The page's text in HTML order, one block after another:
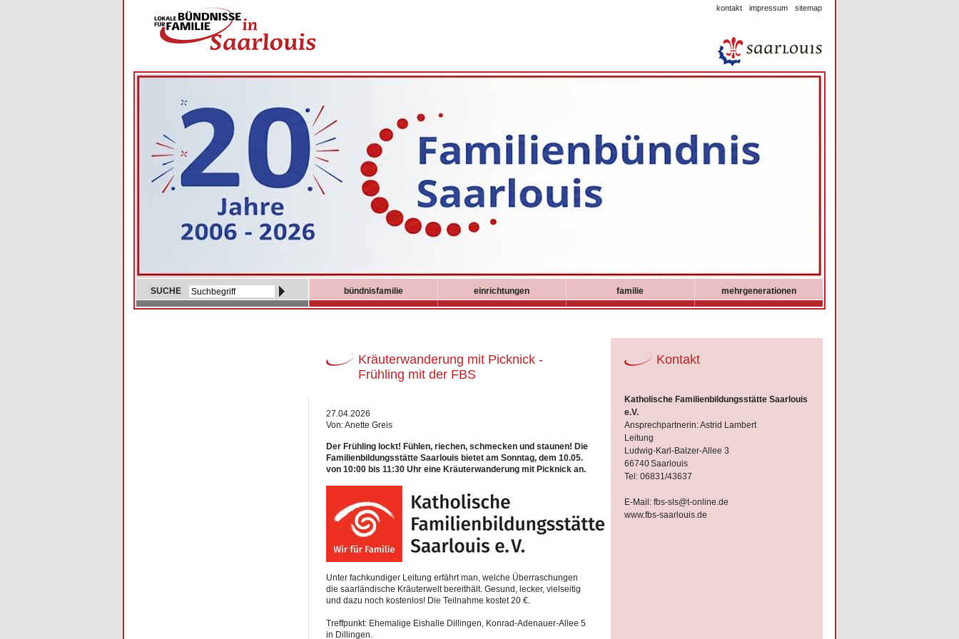
kontakt impressum sitemap
SUCHE bündnisfamilie einrichtungen familie mehrgenerationen
Kräuterwanderung mit Picknick -
Frühling mit der FBS
27.04.2026
Von: Anette Greis
Der Frühling lockt! Fühlen, riechen, schmecken und staunen! Die
Familienbildungsstätte Saarlouis bietet am Sonntag, dem 10.05.
von 10:00 bis 11:30 Uhr eine Kräuterwanderung mit Picknick an.
Unter fachkundiger Leitung erfährt man, welche Überraschungen
die saarländische Kräuterwelt bereithält. Gesund, lecker, vielseitig
und dazu noch kostenlos! Die Teilnahme kostet 20 €.
Treffpunkt: Ehemalige Eishalle Dillingen, Konrad-Adenauer-Allee 5
in Dillingen.
Kontakt
Katholische Familienbildungsstätte Saarlouis
e.V.
Ansprechpartnerin: Astrid Lambert
Leitung
Ludwig-Karl-Balzer-Allee 3
66740Saarlouis
Tel: 06831/43637
E-Mail: fbs-sls@t-online.de
www.fbs-saarlouis.de